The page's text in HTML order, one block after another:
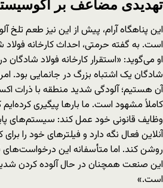
این پناهگاه آرام، پیش از این نیز طعم تلخ
است. به گفته حرمتی، احداث کارخانه
او می‌گوید: «استقرار کارخانه فولاد شادگان
شادگان یک اشتباه بزرگ در جانمایی بود.
آن هستیم؛ آلودگی شدید منطقه با ذرات
کاملاً مشهود است. ما بارها پیگیری
وظایف قانونی خود عمل کند: سیستم‌های
آنلاین فعال نگه دارد و فیلترهای خود را
روشن کند. اما متأسفانه این درخواست‌های
این صنعت همچنان در حال آلوده کردن
است.»